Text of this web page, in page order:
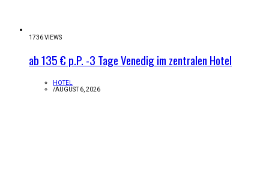
1736 VIEWS
ab 135 € p.P. -3 Tage Venedig im zentralen Hotel
HOTEL
/AUGUST 6, 2026